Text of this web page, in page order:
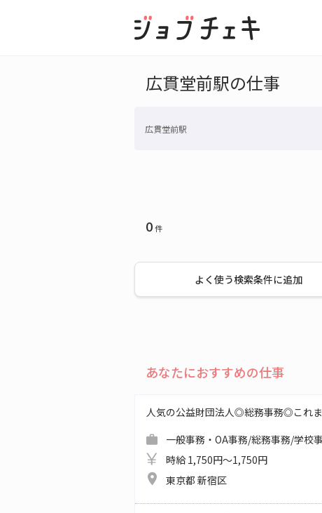
広貫堂前駅の仕事
広貫堂前駅
0件
よく使う検索条件に追加
あなたにおすすめの仕事
人気の公益財団法人◎総務事務◎これ
一般事務・OA事務/総務事務/学校
時給 1,750円～1,750円
東京都 新宿区